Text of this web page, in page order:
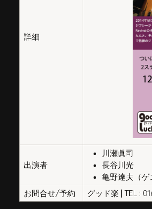
詳細
出演者
川瀬眞司
長谷川光
亀野達夫（ゲ
お問合せ/予約
グッド楽 | TEL :